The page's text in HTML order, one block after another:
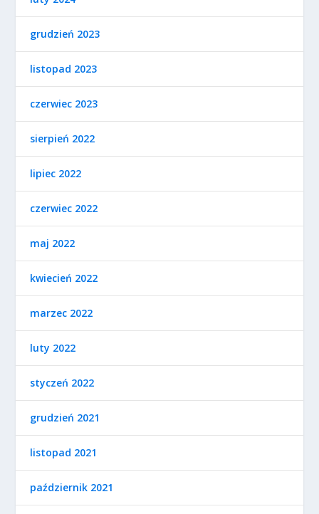
grudzień 2023
listopad 2023
czerwiec 2023
sierpień 2022
lipiec 2022
czerwiec 2022
maj 2022
kwiecień 2022
marzec 2022
luty 2022
styczeń 2022
grudzień 2021
listopad 2021
październik 2021